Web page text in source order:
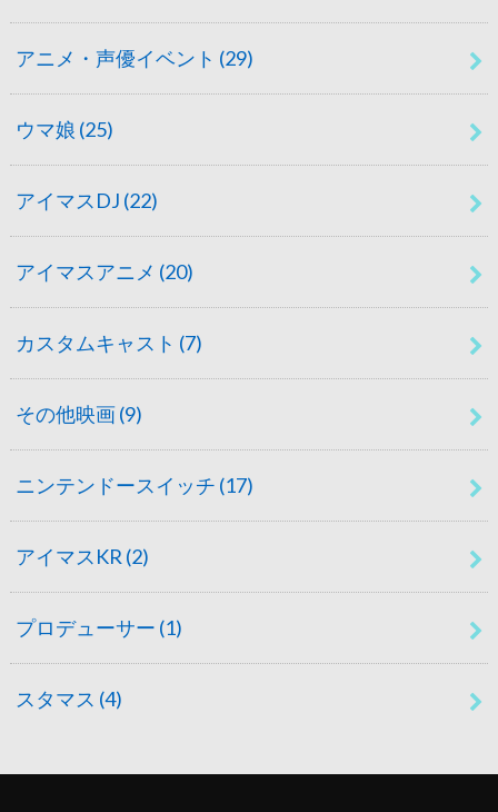
アニメ・声優イベント (29)
ウマ娘 (25)
アイマスDJ (22)
アイマスアニメ (20)
カスタムキャスト (7)
その他映画(9)
ニンテンドースイッチ (17)
アイマスKR (2)
プロデューサー (1)
スタマス (4)